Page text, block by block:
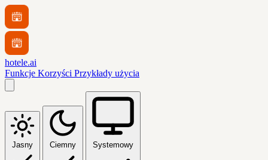
hotele.ai
Funkcje Korzyści Przykłady użycia
Jasny Ciemny Systemowy